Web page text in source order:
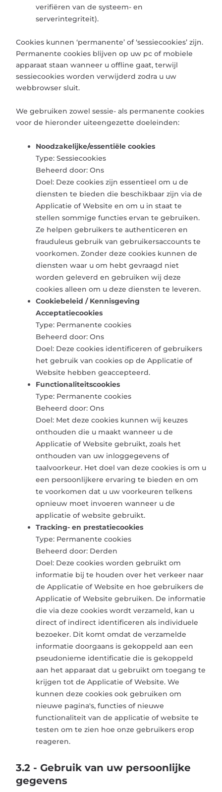
verifiëren van de systeem- en
serverintegriteit).
Cookies kunnen ‘permanente’ of ‘sessiecookies’ zijn.
Permanente cookies blijven op uw pc of mobiele
apparaat staan ​​wanneer u offline gaat, terwijl
sessiecookies worden verwijderd zodra u uw
webbrowser sluit.
We gebruiken zowel sessie- als permanente cookies
voor de hieronder uiteengezette doeleinden:
Noodzakelijke/essentiële cookies
Type: Sessiecookies
Beheerd door: Ons
Doel: Deze cookies zijn essentieel om u de
diensten te bieden die beschikbaar zijn via de
Applicatie of Website en om u in staat te
stellen sommige functies ervan te gebruiken.
Ze helpen gebruikers te authenticeren en
frauduleus gebruik van gebruikersaccounts te
voorkomen. Zonder deze cookies kunnen de
diensten waar u om hebt gevraagd niet
worden geleverd en gebruiken wij deze
cookies alleen om u deze diensten te leveren.
Cookiebeleid / Kennisgeving
Acceptatiecookies
Type: Permanente cookies
Beheerd door: Ons
Doel: Deze cookies identificeren of gebruikers
het gebruik van cookies op de Applicatie of
Website hebben geaccepteerd.
Functionaliteitscookies
Type: Permanente cookies
Beheerd door: Ons
Doel: Met deze cookies kunnen wij keuzes
onthouden die u maakt wanneer u de
Applicatie of Website gebruikt, zoals het
onthouden van uw inloggegevens of
taalvoorkeur. Het doel van deze cookies is om u
een persoonlijkere ervaring te bieden en om
te voorkomen dat u uw voorkeuren telkens
opnieuw moet invoeren wanneer u de
applicatie of website gebruikt.
Tracking- en prestatiecookies
Type: Permanente cookies
Beheerd door: Derden
Doel: Deze cookies worden gebruikt om
informatie bij te houden over het verkeer naar
de Applicatie of Website en hoe gebruikers de
Applicatie of Website gebruiken. De informatie
die via deze cookies wordt verzameld, kan u
direct of indirect identificeren als individuele
bezoeker. Dit komt omdat de verzamelde
informatie doorgaans is gekoppeld aan een
pseudonieme identificatie die is gekoppeld
aan het apparaat dat u gebruikt om toegang te
krijgen tot de Applicatie of Website. We
kunnen deze cookies ook gebruiken om
nieuwe pagina's, functies of nieuwe
functionaliteit van de applicatie of website te
testen om te zien hoe onze gebruikers erop
reageren.
3.2 - Gebruik van uw persoonlijke
gegevens